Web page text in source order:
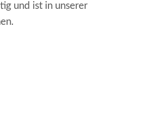
und ist in unserer